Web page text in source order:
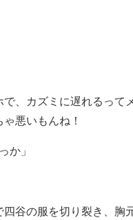
で、カズミに遅れるって
悪いもんね！
か」
四谷の服を切り裂き、胸